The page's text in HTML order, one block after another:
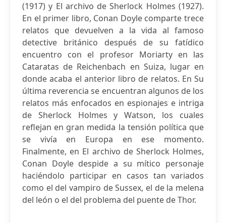
(1917) y El archivo de Sherlock Holmes (1927).
En el primer libro, Conan Doyle comparte trece
relatos que devuelven a la vida al famoso
detective británico después de su fatídico
encuentro con el profesor Moriarty en las
Cataratas de Reichenbach en Suiza, lugar en
donde acaba el anterior libro de relatos. En Su
última reverencia se encuentran algunos de los
relatos más enfocados en espionajes e intriga
de Sherlock Holmes y Watson, los cuales
reflejan en gran medida la tensión política que
se vivía en Europa en ese momento.
Finalmente, en El archivo de Sherlock Holmes,
Conan Doyle despide a su mítico personaje
haciéndolo participar en casos tan variados
como el del vampiro de Sussex, el de la melena
del león o el del problema del puente de Thor.